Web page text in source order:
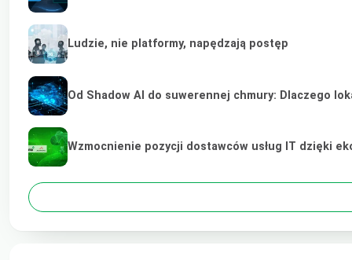
Ludzie, nie platformy, napędzają postęp
Od Shadow AI do suwerennej chmury: Dlaczego
Wzmocnienie pozycji dostawców usług IT dzięki